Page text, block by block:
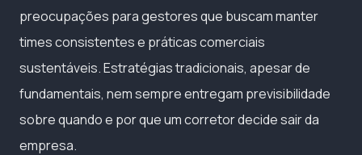
preocupações para gestores que buscam manter
times consistentes e práticas comerciais
sustentáveis. Estratégias tradicionais, apesar de
fundamentais, nem sempre entregam previsibilidade
sobre quando e por que um corretor decide sair da
empresa.